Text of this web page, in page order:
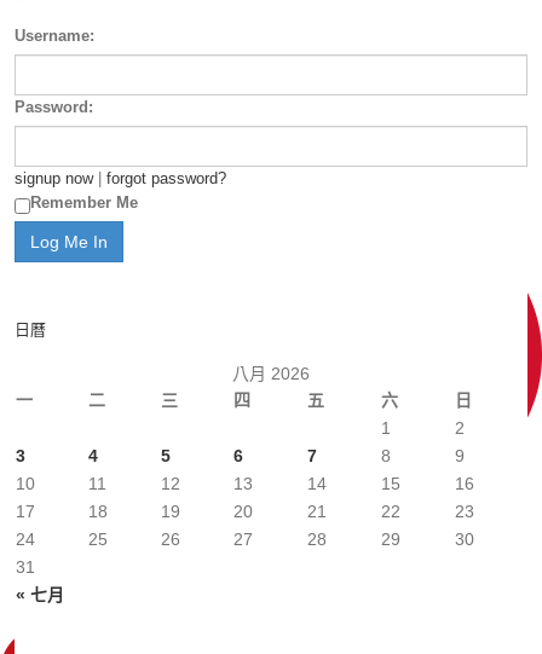
Username:
Password:
signup now| forgot password?
Remember Me
日曆
八月 2026
一
二 三 四 五 六 日
« 七月
1
2
3
4 5 6 7 8
9
10
11 12 13 14 15
16
17
18 19 20 21 22
23
24
25 26 27 28 29
30
31